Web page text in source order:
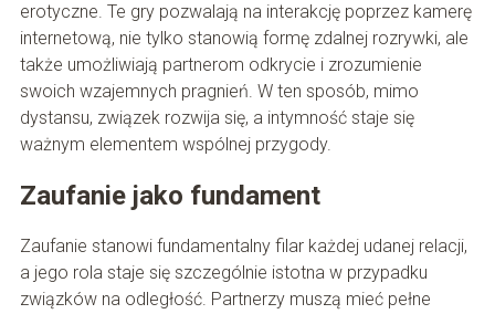
erotyczne. Te gry pozwalają na interakcję poprzez kamerę
internetową, nie tylko stanowią formę zdalnej rozrywki, ale
także umożliwiają partnerom odkrycie i zrozumienie
swoich wzajemnych pragnień. W ten sposób, mimo
dystansu, związek rozwija się, a intymność staje się
ważnym elementem wspólnej przygody.
Zaufanie jako fundament
Zaufanie stanowi fundamentalny filar każdej udanej relacji,
a jego rola staje się szczególnie istotna w przypadku
związków na odległość. Partnerzy muszą mieć pełne